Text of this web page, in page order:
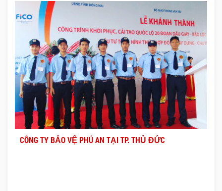
CÔNG TY BẢO VỆ PHÚ AN TẠI TP. THỦ ĐỨC